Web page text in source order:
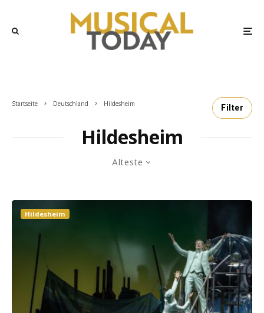
Startseite Deutschland Hildesheim Filter
Hildesheim
Älteste
Hildesheim